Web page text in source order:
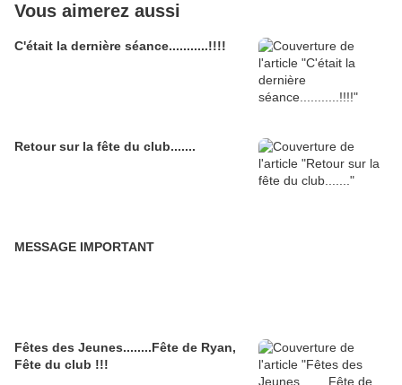
Vous aimerez aussi
C'était la dernière séance...........!!!!
Retour sur la fête du club.......
MESSAGE IMPORTANT
Fêtes des Jeunes........Fête de Ryan,
Fête du club !!!